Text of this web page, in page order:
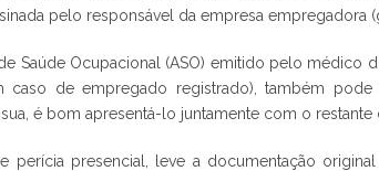
pelo responsável da empresa empregadora
Saúde Ocupacional (ASO) emitido pelo médico
caso de empregado registrado), também
é bom apresentá-lo juntamente com o restante
perícia presencial, leve a documentação